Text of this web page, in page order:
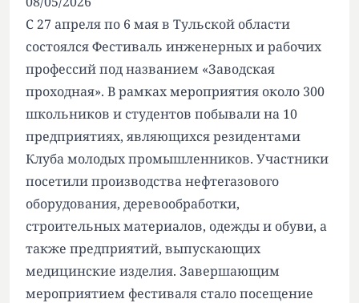
С 27 апреля по 6 мая в Тульской области
состоялся Фестиваль инженерных и рабочих
профессий под названием «Заводская
проходная». В рамках мероприятия около 300
школьников и студентов побывали на 10
предприятиях, являющихся резидентами
Клуба молодых промышленников. Участники
посетили производства нефтегазового
оборудования, деревообработки,
строительных материалов, одежды и обуви, а
также предприятий, выпускающих
медицинские изделия. Завершающим
мероприятием фестиваля стало посещение